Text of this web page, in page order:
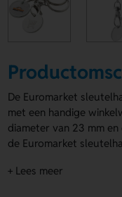
De Euromarket
met een handige
diameter van 23 mm en
de Euromarket
gekleurde zijde van de
+ Lees meer